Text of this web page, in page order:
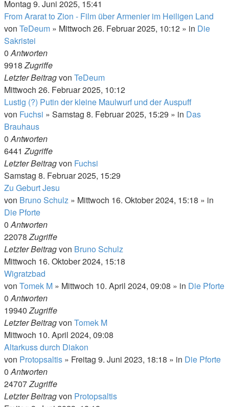
Montag 9. Juni 2025, 15:41
From Ararat to Zion - Film über Armenier im Heiligen Land
von TeDeum » Mittwoch 26. Februar 2025, 10:12 » in Die
Sakristei
0Antworten
9918Zugriffe
Letzter Beitragvon TeDeum
Mittwoch 26. Februar 2025, 10:12
Lustig (?) Putin der kleine Maulwurf und der Auspuff
von Fuchsi » Samstag 8. Februar 2025, 15:29 » in Das
Brauhaus
0Antworten
6441Zugriffe
Letzter Beitragvon Fuchsi
Samstag 8. Februar 2025, 15:29
Zu Geburt Jesu
von Bruno Schulz » Mittwoch 16. Oktober 2024, 15:18 » in
Die Pforte
0Antworten
22078Zugriffe
Letzter Beitragvon Bruno Schulz
Mittwoch 16. Oktober 2024, 15:18
Wigratzbad
von Tomek M » Mittwoch 10. April 2024, 09:08 » in Die Pforte
0Antworten
19940Zugriffe
Letzter Beitragvon Tomek M
Mittwoch 10. April 2024, 09:08
Altarkuss durch Diakon
von Protopsaltis » Freitag 9. Juni 2023, 18:18 » in Die Pforte
0Antworten
24707Zugriffe
Letzter Beitragvon Protopsaltis